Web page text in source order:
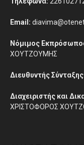
Email:
Νόμιμος
ΧΟΥΤΖΟΥΜΗΣ
Διευθυντής
Διαχειριστής και
ΧΡΙΣΤΟΦΟΡΟΣ